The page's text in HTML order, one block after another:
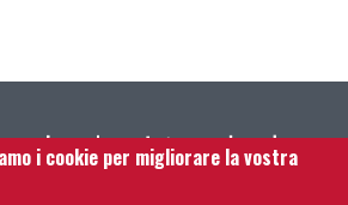
i cookie per migliorare la vostra